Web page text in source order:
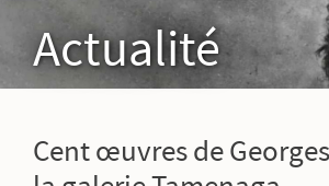
Actualité
Cent œuvres de